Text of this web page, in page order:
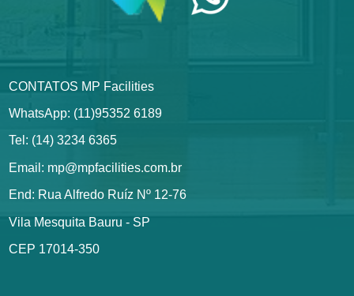
CONTATOS MP Facilities
WhatsApp: (11)95352 6189
Tel: (14) 3234 6365
Email: mp@mpfacilities.com.br
End: Rua Alfredo Ruíz Nº 12-76
Vila Mesquita Bauru - SP
CEP 17014-350